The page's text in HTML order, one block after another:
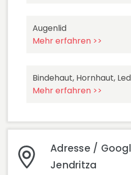
Augenlid
Mehr erfahren >>
Bindehaut, Hornhaut,
Mehr erfahren >>
Adresse /
Jendritza